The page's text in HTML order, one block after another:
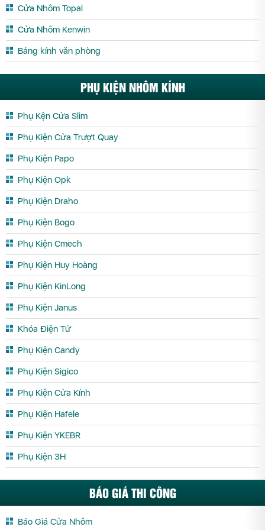
Cửa Kính Cường Lực Tuyên Quang
Cửa Kính Cường Lực Vĩnh Phúc
Cửa Nhôm Topal
Cửa Nhôm Kenwin
Bảng kính văn phòng
PHỤ KIỆN NHÔM KÍNH
Phụ Kện Cửa Slim
Phụ Kiện Cửa Trượt Quay
Phụ Kiện Papo
Phụ Kiện Opk
Phụ Kiện Draho
Phụ Kiện Bogo
Phụ Kiện Cmech
Phụ Kiện Huy Hoàng
Phụ Kiện KinLong
Phụ Kiện Janus
Khóa Điện Tử
Phụ Kiện Candy
Phụ Kiện Sigico
Phụ Kiện Cửa Kính
Phụ Kiện Hafele
Phụ Kiện YKEBR
Phụ Kiện 3H
BÁO GIÁ THI CÔNG
Báo Giá Cửa Nhôm